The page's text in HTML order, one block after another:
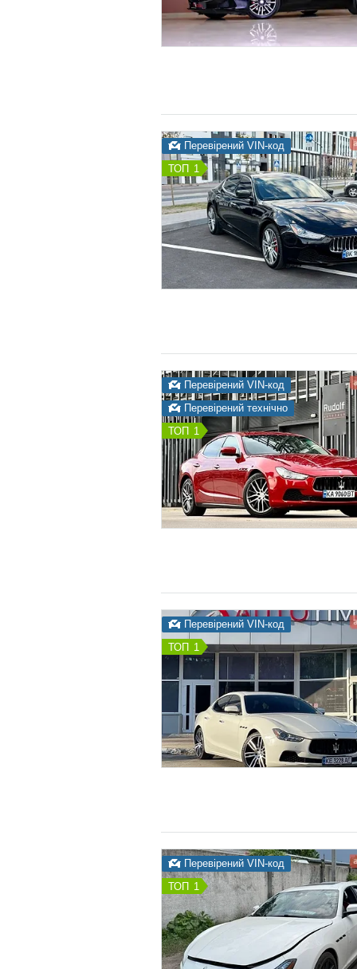
Перевірений VIN-код
1
Перевірений VIN-код
Перевірений технічно
1
Перевірений VIN-код
1
Перевірений VIN-код
1